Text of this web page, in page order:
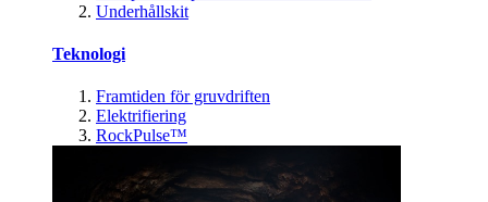
Underhållskit
Teknologi
Framtiden för gruvdriften
Elektrifiering
RockPulse™